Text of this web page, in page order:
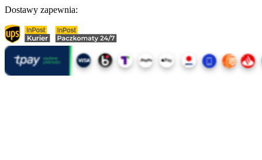
Dostawy zapewnia: